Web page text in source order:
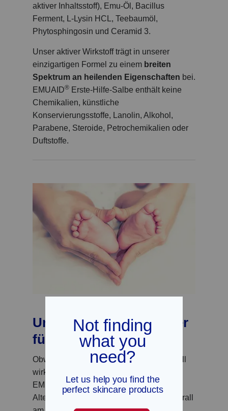
aktiver Inhaltsstoff), Emu-Öl, Bacillus
Ferment, L-Lysin HCL, Teebaumöl,
Phytosphingosin und Ceramid 3.
Unser aktiver Wirkstoff trägt in unserer
einzigartigen Formel zu einem breiten
Spektrum an heilenden Eigenschaften bei.
EMUAID® Erste-Hilfe-Salbe enthält keine
Chemikalien, künstliche
Konservierungsstoffe, Lanolin, Alkohol,
Parabene, Steroide, Petrochemikalien oder
Duftstoffe.
Unterschied Nr. 4: Sicher
für alle Altersgruppen
Obwohl es sich um ein starkes und schnell
wirkendes Heilmittel handelt, kann die
EMUAID
®Erste-Hilfe-Salbe von allen
Altersgruppen, auch von Säuglingen, überall